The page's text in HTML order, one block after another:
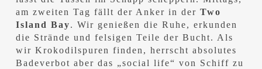
am zweiten Tag fällt der Anker in der Two
Island Bay. Wir genießen die Ruhe, erkunden
die Strände und felsigen Teile der Bucht. Als
wir Krokodilspuren finden, herrscht absolutes
Badeverbot aber das „social life“ von Schiff zu